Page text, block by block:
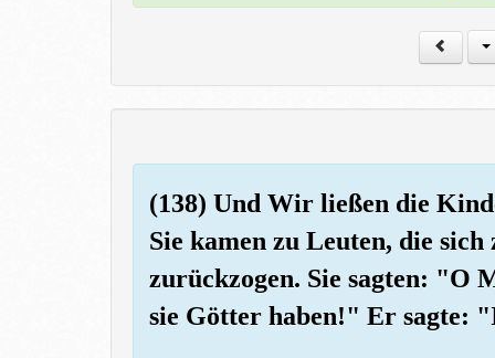
(138) Und Wir ließen die
Sie kamen zu Leuten, die
zurückzogen. Sie sagten: "O
sie Götter haben!" Er sagte: